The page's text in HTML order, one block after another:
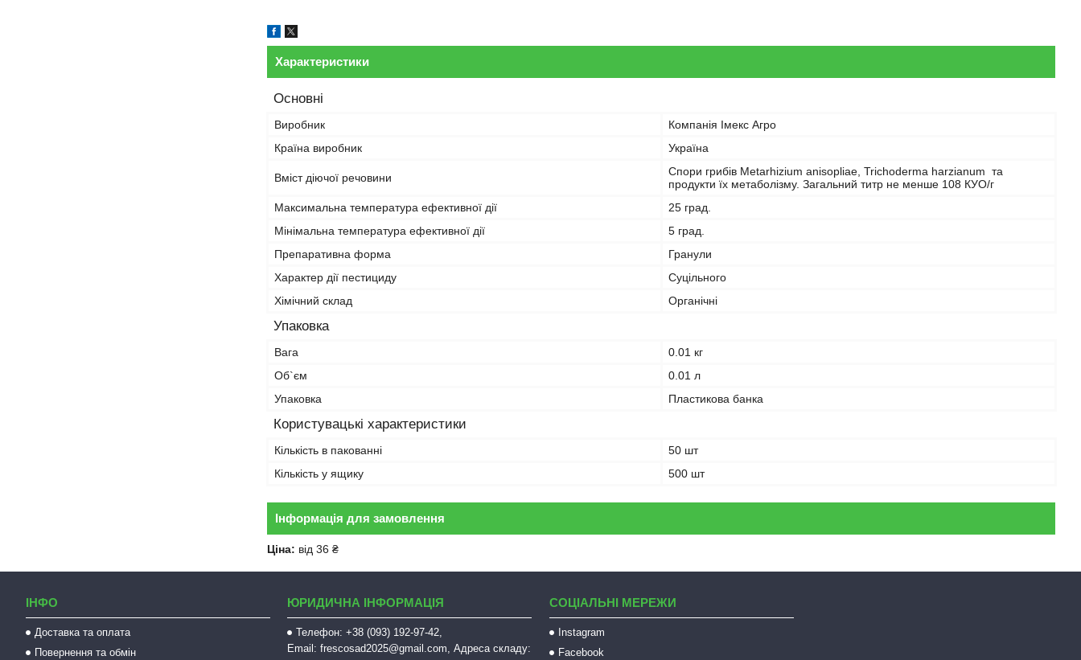
Характеристики
Основні
Виробник
Компанія Імекс Агро
Країна виробник
Україна
Вміст діючої речовини
Спори грибів Metarhizium anisopliae, Trichoderma harzianum та
продукти їх метаболізму. Загальний титр не менше 108 КУО/г
Максимальна температура ефективної дії
25 град.
Мінімальна температура ефективної дії
5 град.
Препаративна форма
Гранули
Характер дії пестициду
Суцільного
Хімічний склад
Органічні
Упаковка
Вага
0.01 кг
Об`єм
0.01 л
Упаковка
Пластикова банка
Користувацькі характеристики
Кількість в пакованні
50 шт
Кількість у ящику
500 шт
Інформація для замовлення
Ціна: від 36 ₴
ІНФО
Доставка та оплата
Повернення та обмін
ЮРИДИЧНА ІНФОРМАЦІЯ
Телефон: +38 (093) 192-97-42,
Email: frescosad2025@gmail.com, Адреса складу:
СОЦІАЛЬНІ МЕРЕЖИ
Instagram
Facebook